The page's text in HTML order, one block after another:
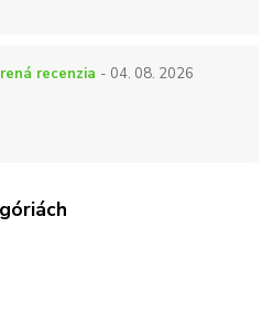
recenzia - 04. 08. 2026